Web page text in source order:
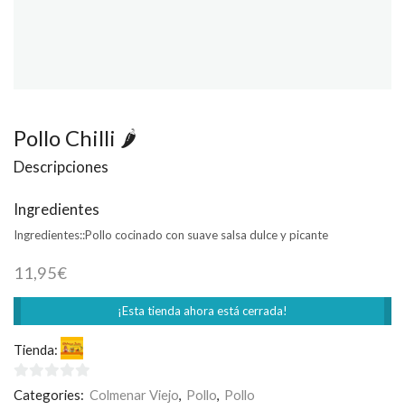
Pollo Chilli 🌶
Descripciones
Ingredientes
Ingredientes::Pollo cocinado con suave salsa dulce y picante
11,95€
¡Esta tienda ahora está cerrada!
Tienda:
0
Categories: Colmenar Viejo Pollo Pollo